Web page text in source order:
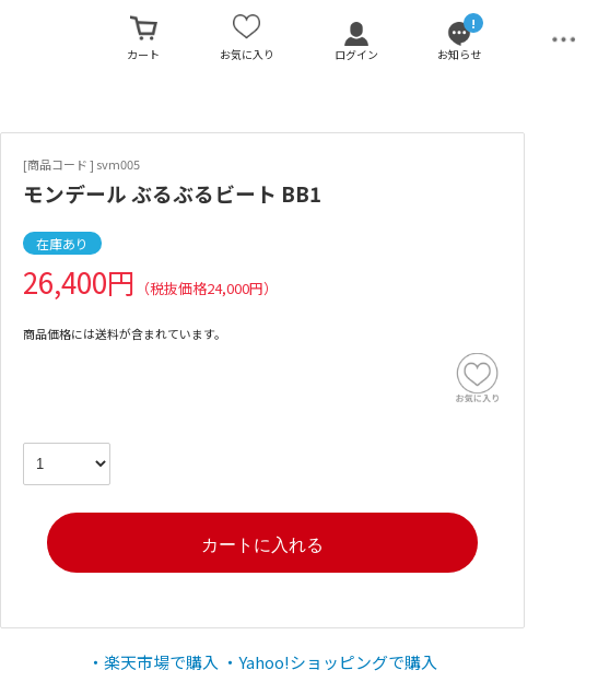
カート お気に入り ログイン
!
お知らせ
[商品コード ] svm005
モンデール ぶるぶるビート BB1
在庫あり
26,400円 （税抜価格24,000円）
商品価格には送料が含まれています。
・楽天市場で購入 ・Yahoo!ショッピングで購入